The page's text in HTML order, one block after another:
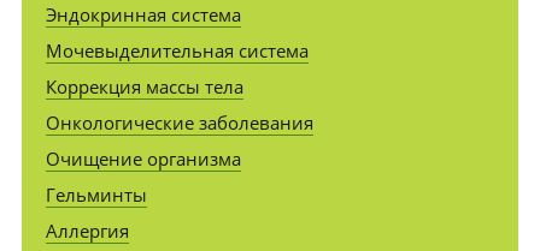
Эндокринная система
Мочевыделительная система
Коррекция массы тела
Онкологические заболевания
Очищение организма
Гельминты
Аллергия